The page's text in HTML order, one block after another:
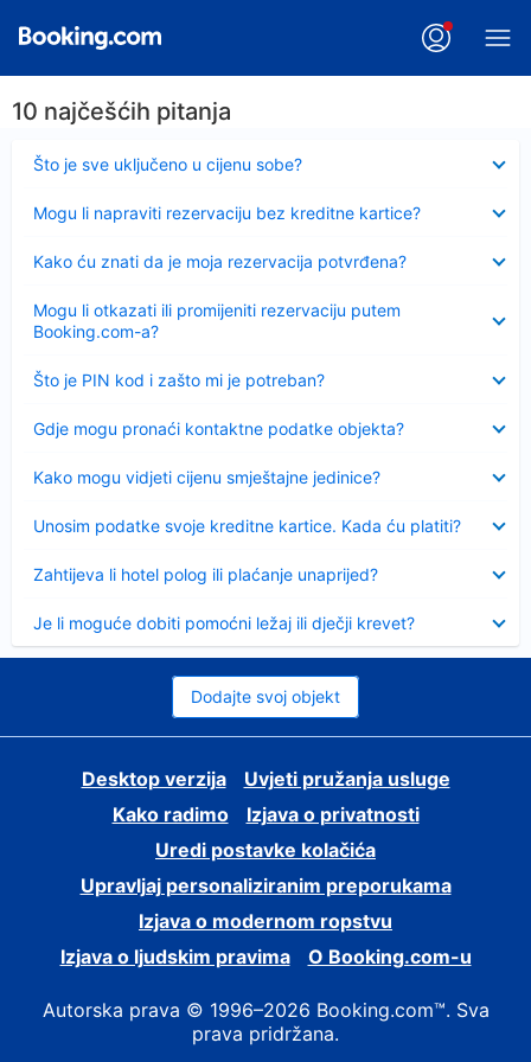
10 najčešćih pitanja
Što je sve uključeno u cijenu sobe?
Sažeto
Mogu li napraviti rezervaciju bez kreditne kartice?
Kako ću znati da je moja rezervacija potvrđena?
Mogu li otkazati ili promijeniti rezervaciju putem
Booking.com-a?
Što je PIN kod i zašto mi je potreban?
Sažeto
Gdje mogu pronaći kontaktne podatke objekta?
Kako mogu vidjeti cijenu smještajne jedinice?
Unosim podatke svoje kreditne kartice. Kada ću platiti?
Zahtijeva li hotel polog ili plaćanje unaprijed?
Je li moguće dobiti pomoćni ležaj ili dječji krevet?
Dodajte svoj objekt
Desktop verzija
Uvjeti pružanja usluge
Kako radimo
Izjava o privatnosti
Uredi postavke kolačića
Upravljaj personaliziranim preporukama
Izjava o modernom ropstvu
Izjava o ljudskim pravima
O Booking.com-u
Autorska prava © 1996–2026 Booking.com™. Sva
prava pridržana.